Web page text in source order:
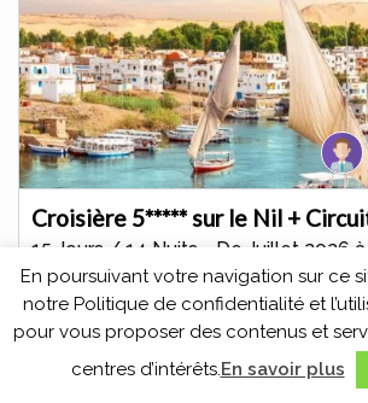
Croisière 5***** sur le Nil +
15 Jours / 14 Nuits - De Juillet 2026
à partir de
1 500€
En poursuivant votre navigation sur ce
notre Politique de confidentialité et
pour vous proposer des contenus et
centres d’intérêts.En savoir plus